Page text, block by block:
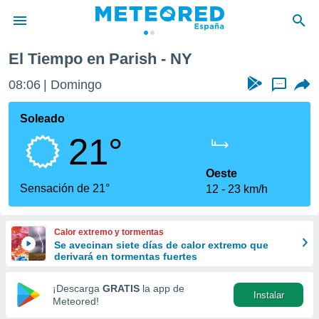
de
por
que se
calidad.
a este
las
y
forma
digital
basada
El Tiempo en Parish - NY
08:06 Domingo ...
Soleado
21°
Sensación de 21°
Oeste
12
23 km/h
Calor extremo y tormentas
Se avecinan siete días de calor extremo que
derivará en tormentas fuertes
¡Descarga GRATIS la app de
Meteored!
Instalar